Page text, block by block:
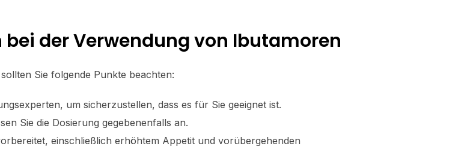
der Verwendung von Ibutamoren
Sie folgende Punkte beachten:
um sicherzustellen, dass es für Sie geeignet ist.
Sie die Dosierung gegebenenfalls an.
einschließlich erhöhtem Appetit und vorübergehenden